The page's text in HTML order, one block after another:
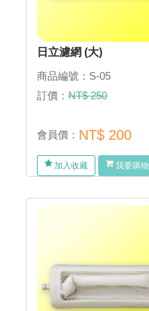
日立濾網 (大)
商品編號：S-05
訂價：NT$ 250
會員價： NT$ 200
加入收藏 我要購物